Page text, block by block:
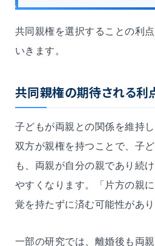
共同親権を選択することの利
いきます。
共同親権の期待される利
子どもが両親との関係を維持
双方が親権を持つことで、子
も、両親が自分の親であり続
やすくなります。「片方の親
覚を持たずに済む可能性があり
一部の研究では、離婚後も両